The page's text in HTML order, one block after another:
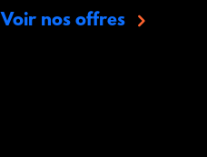
Voir nos offres